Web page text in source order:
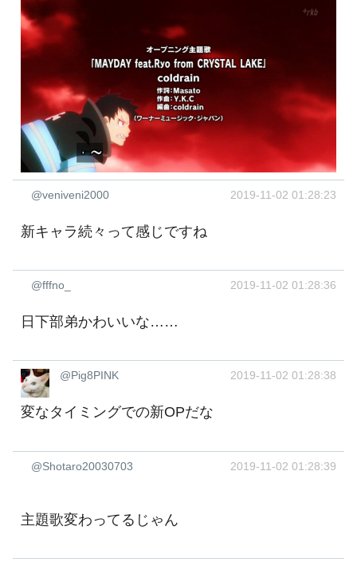
@veniveni2000 2019-11-02 01:28:23
新キャラ続々って感じですね
@fffno_ 2019-11-02 01:28:36
日下部弟かわいいな……
@Pig8PINK 2019-11-02 01:28:38
変なタイミングでの新OPだな
@Shotaro20030703 2019-11-02 01:28:39
主題歌変わってるじゃん